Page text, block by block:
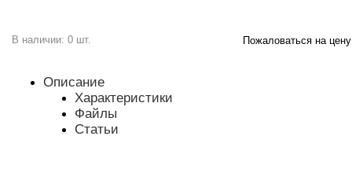
В наличии: 0 шт. Пожаловаться на цену
Описание
Характеристики
Файлы
Статьи